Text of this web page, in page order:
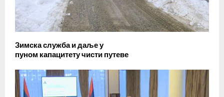
Зимска служба и даље у
пуном капацитету чисти путеве